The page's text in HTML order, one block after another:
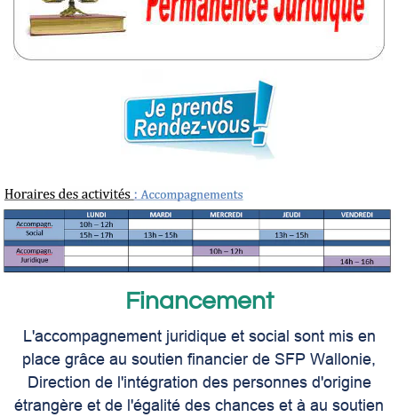
Financement
L'accompagnement juridique et social sont mis en
place grâce au soutien financier de SFP Wallonie,
Direction de l'intégration des personnes d'origine
étrangère et de l'égalité des chances et à au soutien